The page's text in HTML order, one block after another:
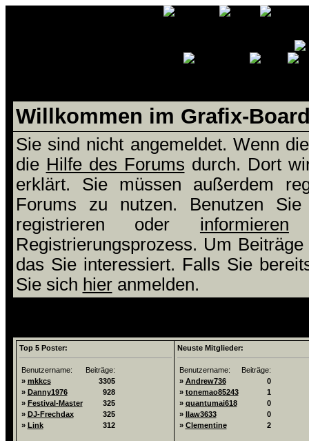
Willkommen im Grafix-
Sie sind nicht angemeldet. Wenn
die Hilfe des Forums durch. Dort
erklärt. Sie müssen außerdem
Forums zu nutzen. Benutzen
registrieren oder informieren
Registrierungsprozess. Um
das Sie interessiert. Falls Sie
Sie sich hieranmelden.
Top 5 Poster:
Benutzername:
Beiträge:
» mkkcs
3305
» Danny1976
928
» Festival-Master
325
» DJ-Frechdax
325
» Link 312
Neuste Mitglieder:
Benutzername:
Beiträge:
» Andrew736
0
» tonemao85243
1
» quantumai618
0
» llaw3633
0
» Clementine 2